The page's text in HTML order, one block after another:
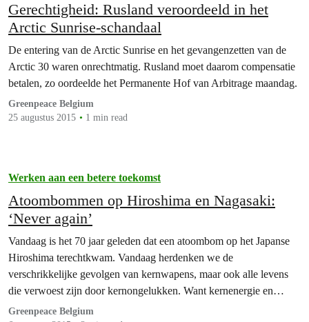
Gerechtigheid: Rusland veroordeeld in het
Arctic Sunrise-schandaal
De entering van de Arctic Sunrise en het gevangenzetten van de
Arctic 30 waren onrechtmatig. Rusland moet daarom compensatie
betalen, zo oordeelde het Permanente Hof van Arbitrage maandag.
Greenpeace Belgium
25 augustus 2015
1 min read
Werken aan een betere toekomst
Atoombommen op Hiroshima en Nagasaki:
‘Never again’
Vandaag is het 70 jaar geleden dat een atoombom op het Japanse
Hiroshima terechtkwam. Vandaag herdenken we de
verschrikkelijke gevolgen van kernwapens, maar ook alle levens
die verwoest zijn door kernongelukken. Want kernenergie en
kernwapens zijn onafscheidelijk. Sinds Hiroshima vechten we voor
Greenpeace Belgium